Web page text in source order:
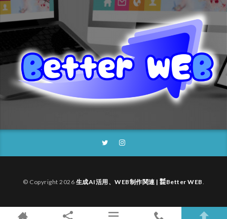
© Copyright 2026 生成AI活用、WEB制作関連 | ㍿Better WEB.